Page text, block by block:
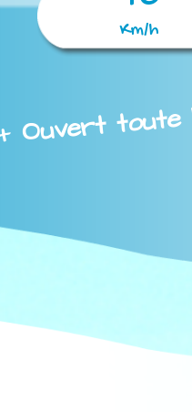
Km/h
Ouvert toute